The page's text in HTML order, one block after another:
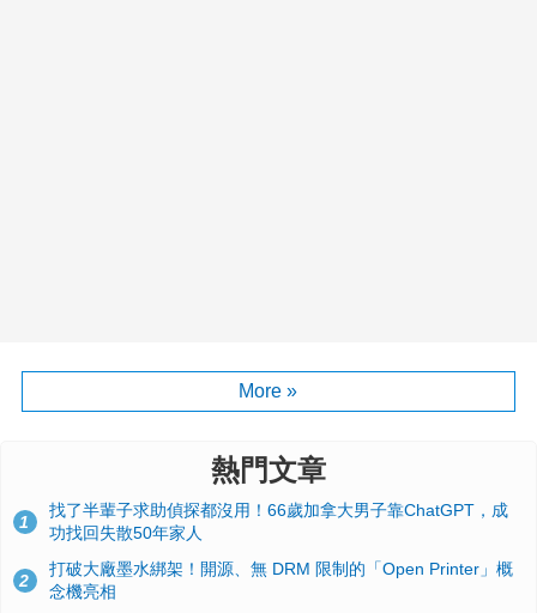
More »
熱門文章
1
找了半輩子求助偵探都沒用！66歲加拿大男子靠ChatGPT，成
功找回失散50年家人
2
打破大廠墨水綁架！開源、無 DRM 限制的「Open Printer」概
念機亮相